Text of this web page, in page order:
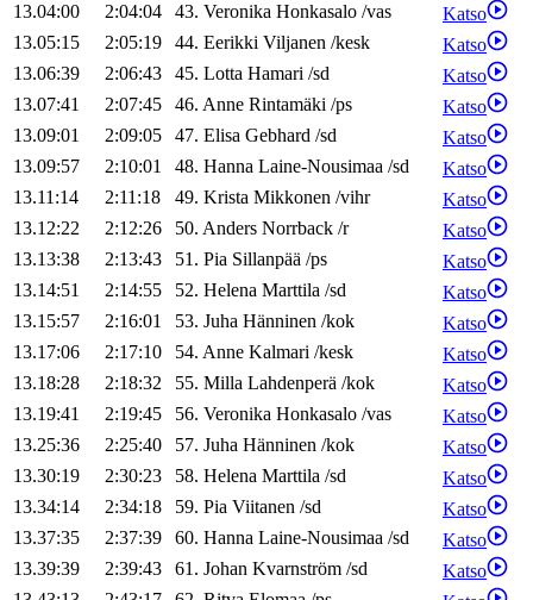
13.04:00
2:04:04 43. Veronika Honkasalo /vas
Katso
13.05:15
2:05:19 44. Eerikki Viljanen /kesk
Katso
13.06:39
2:06:43 45. Lotta Hamari /sd
Katso
13.07:41
2:07:45 46. Anne Rintamäki /ps
Katso
13.09:01
2:09:05 47. Elisa Gebhard /sd
Katso
13.09:57
2:10:01 48. Hanna Laine-Nousimaa /sd
Katso
13.11:14
2:11:18 49. Krista Mikkonen /vihr
Katso
13.12:22
2:12:26 50. Anders Norrback /r
Katso
13.13:38
2:13:43 51. Pia Sillanpää /ps
Katso
13.14:51
2:14:55 52. Helena Marttila /sd
Katso
13.15:57
2:16:01 53. Juha Hänninen /kok
Katso
13.17:06
2:17:10 54. Anne Kalmari /kesk
Katso
13.18:28
2:18:32 55. Milla Lahdenperä /kok
Katso
13.19:41
2:19:45 56. Veronika Honkasalo /vas
Katso
13.25:36
2:25:40 57. Juha Hänninen /kok
Katso
13.30:19
2:30:23 58. Helena Marttila /sd
Katso
13.34:14
2:34:18 59. Pia Viitanen /sd
Katso
13.37:35
2:37:39 60. Hanna Laine-Nousimaa /sd
Katso
13.39:39
2:39:43 61. Johan Kvarnström /sd
Katso